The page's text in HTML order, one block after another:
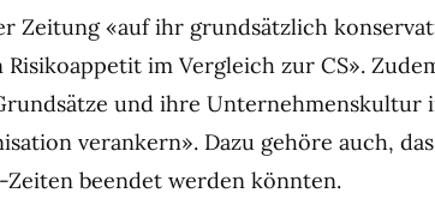
Zeitung «auf ihr grundsätzlich
im Vergleich zur CS».
und ihre Unternehmenskultur
verankern». Dazu gehöre auch,
Zeiten beendet werden könnten.